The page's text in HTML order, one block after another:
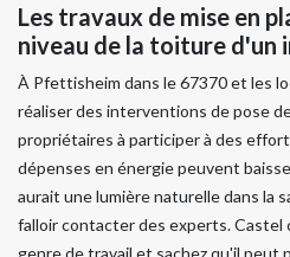
Les travaux de mise en
niveau de la toiture d'un
À Pfettisheim dans le 67370 et les
réaliser des interventions de pose
propriétaires à participer à des
dépenses en énergie peuvent
aurait une lumière naturelle dans la
falloir contacter des experts. Castel
genre de travail et sachez qu'il peut